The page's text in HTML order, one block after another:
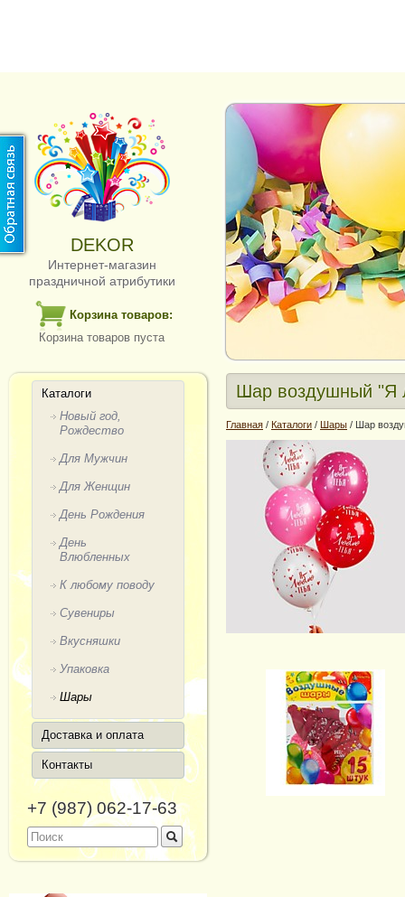
DEKOR
Интернет-магазин
праздничной атрибутики
Корзина товаров:
Корзина товаров пуста
Каталоги
Новый год,
Рождество
Для Мужчин
Для Женщин
День Рождения
День
Влюбленных
К любому поводу
Сувениры
Вкусняшки
Упаковка
Шары
Доставка и оплата
Контакты
+7 (987) 062-17-63
Шар воздушный "Я
Главная / Каталоги / Шары / Шар